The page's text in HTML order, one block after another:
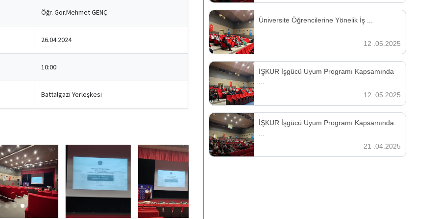
Öğr. Gör.Mehmet GENÇ
26.04.2024
10:00
Battalgazi Yerleşkesi
Üniversite Öğrencilerine Yönelik İş ...
12 .05.2025
İŞKUR İşgücü Uyum Programı Kapsamında
12 .05.2025
İŞKUR İşgücü Uyum Programı Kapsamında
21 .04.2025